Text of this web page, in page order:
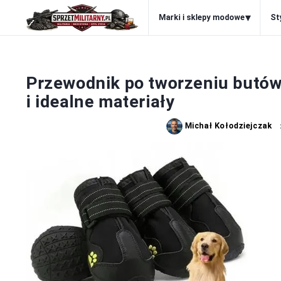
Marki i sklepy modowe▾
Przewodnik po tworzeniu
i idealne materiały
Michał Kołodziejczak